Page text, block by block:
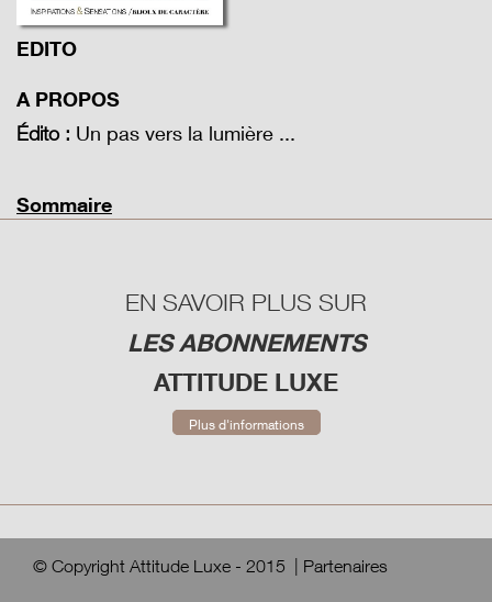
EDITO
A PROPOS
Édito : Un pas vers la lumière ...
Sommaire
EN SAVOIR PLUS SUR
LES ABONNEMENTS
ATTITUDE LUXE
Plus d'informations
© Copyright Attitude Luxe - 2015 Partenaires